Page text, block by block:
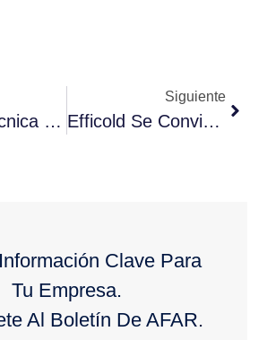
Jornada Técnica 29-30/9 «SISTEMAS INDIRECTOS DE REFRIGERACIÓN»
Siguiente
Efficold Se Convierte En La Primera Empresa Sostenible Del Sector Del Frío Industrial
Clave Para
Tu Empresa.
Al Boletín De AFAR.